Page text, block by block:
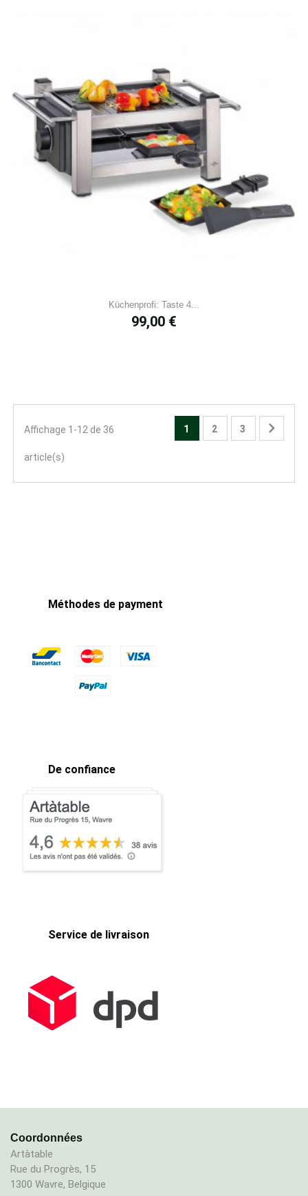
Küchenprofi: Taste 4...
Prix
99,00 €
Affichage 1-12 de 36
article(s)
1 2 3 
Méthodes de payment
De confiance
Service de livraison
Coordonnées
Artàtable
Rue du Progrès, 15
1300 Wavre, Belgique